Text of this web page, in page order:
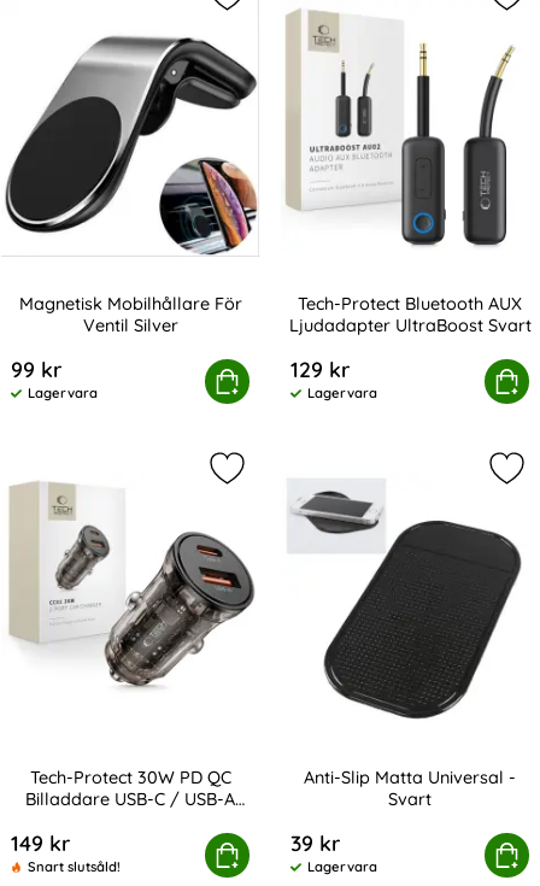
Magnetisk Mobilhållare För
Ventil Silver
99 kr
Tillgänglighet:
Lagervara
Köp
Magnetisk Mobilhållare För Ventil Silver
Tech-Protect Bluetooth AUX
Ljudadapter UltraBoost Svart
129 kr
Tillgänglighet:
Lagervara
Köp
Tech-Protect Bluetooth AUX
Tech-Protect 30W PD QC
Billaddare USB-C / USB-A
149 kr
Snart slutsåld!
Köp
Protect 30W PD QC Billaddare USB-C / USB-A Svart
Markera tech-Protect 30W PD QC
Anti-Slip Matta Universal -
Svart
39 kr
Tillgänglighet:
Lagervara
Köp
Anti-Slip Matta